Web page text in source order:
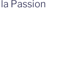
Passion